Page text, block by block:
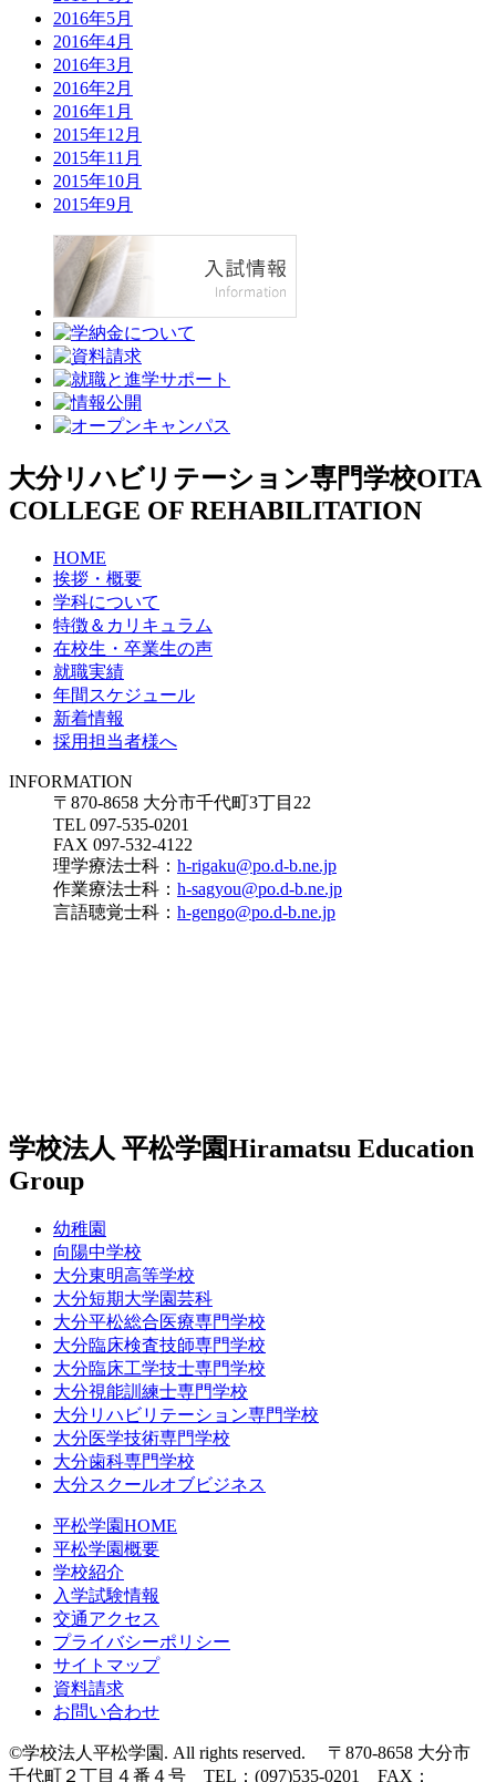
2016年5月
2016年4月
2016年3月
2016年2月
2016年1月
2015年12月
2015年11月
2015年10月
2015年9月
大分リハビリテーション専門学校OITA
COLLEGE OF REHABILITATION
HOME
挨拶・概要
学科について
特徴＆カリキュラム
在校生・卒業生の声
就職実績
年間スケジュール
新着情報
採用担当者様へ
INFORMATION
〒870-8658 大分市千代町3丁目22
TEL 097-535-0201
FAX 097-532-4122
理学療法士科： h-rigaku@po.d-b.ne.jp
作業療法士科： h-sagyou@po.d-b.ne.jp
言語聴覚士科： h-gengo@po.d-b.ne.jp
学校法人 平松学園Hiramatsu Education
Group
幼稚園
向陽中学校
大分東明高等学校
大分短期大学園芸科
大分平松総合医療専門学校
大分臨床検査技師専門学校
大分臨床工学技士専門学校
大分視能訓練士専門学校
大分リハビリテーション専門学校
大分医学技術専門学校
大分歯科専門学校
大分スクールオブビジネス
平松学園HOME
平松学園概要
学校紹介
入学試験情報
交通アクセス
プライバシーポリシー
サイトマップ
資料請求
お問い合わせ
©学校法人平松学園. All rights reserved. 〒870-8658 大分市
千代町２丁目４番４号 TEL：(097)535-0201 FAX：